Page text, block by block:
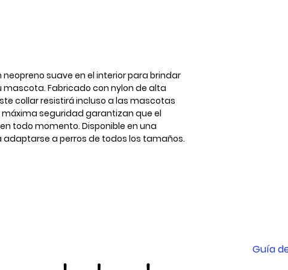
suave en el interior para brindar
Fabricado con nylon de alta
collar resistirá incluso a las mascotas
máxima seguridad garantizan que el
todo momento. Disponible en una
a perros de todos los tamaños.
Guía